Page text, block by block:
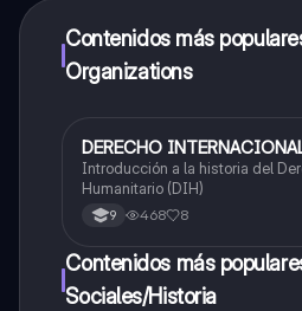
Contenidos más
Organizations
Economía y Política
DERECHO
Introducción a la historia del
Humanitario (DIH)
9 468 8
Contenidos más
Sociales/Historia